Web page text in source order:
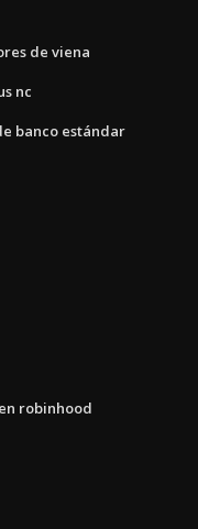
de viena
nc
banco estándar
robinhood